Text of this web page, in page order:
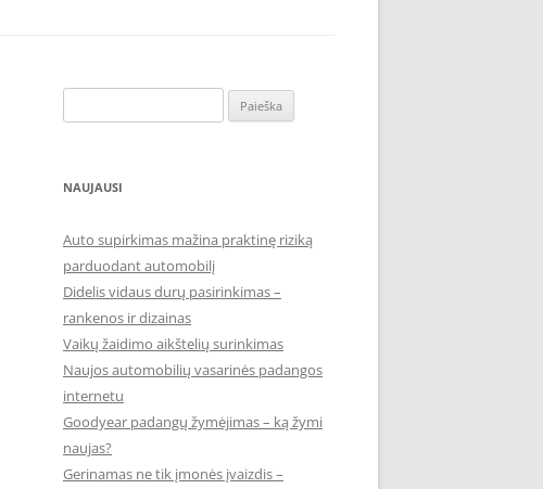
NAUJAUSI
Auto supirkimas mažina praktinę riziką
parduodant automobilį
Didelis vidaus durų pasirinkimas –
rankenos ir dizainas
Vaikų žaidimo aikštelių surinkimas
Naujos automobilių vasarinės padangos
internetu
Goodyear padangų žymėjimas – ką žymi
naujas?
Gerinamas ne tik įmonės įvaizdis –